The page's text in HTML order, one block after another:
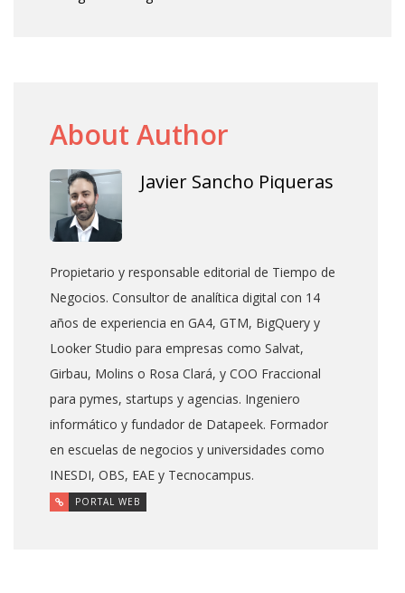
About Author
Javier Sancho Piqueras
Propietario y responsable editorial de Tiempo de
Negocios. Consultor de analítica digital con 14
años de experiencia en GA4, GTM, BigQuery y
Looker Studio para empresas como Salvat,
Girbau, Molins o Rosa Clará, y COO Fraccional
para pymes, startups y agencias. Ingeniero
informático y fundador de Datapeek. Formador
en escuelas de negocios y universidades como
INESDI, OBS, EAE y Tecnocampus.
PORTAL WEB